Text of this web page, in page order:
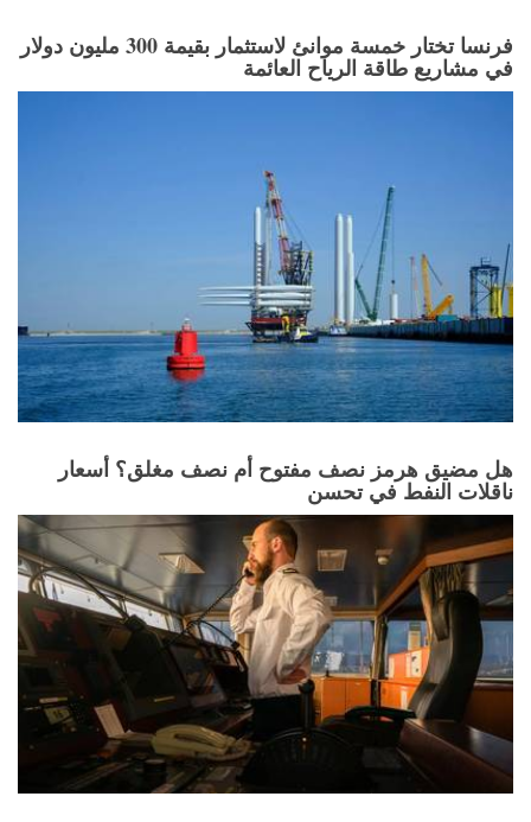
فرنسا تختار خمسة موانئ لاستثمار بقيمة 300 مليون دولار
في مشاريع طاقة الرياح العائمة
هل مضيق هرمز نصف مفتوح أم نصف مغلق؟ أسعار
ناقلات النفط في تحسن